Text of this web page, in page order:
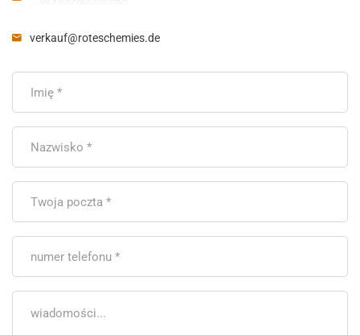
verkauf@roteschemies.de